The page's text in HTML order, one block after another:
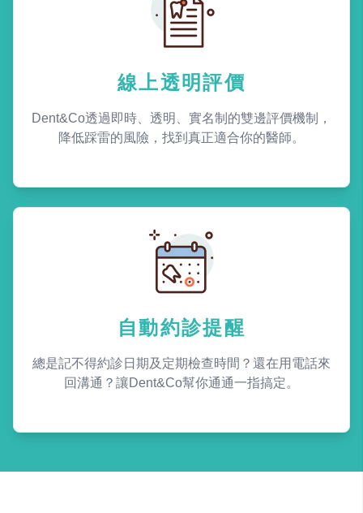
線上透明評價
Dent&Co透過即時、透明、實名制的雙邊評價機制，
降低踩雷的風險，找到真正適合你的醫師。
自動約診提醒
總是記不得約診日期及定期檢查時間？還在用電話來
回溝通？讓Dent&Co幫你通通一指搞定。